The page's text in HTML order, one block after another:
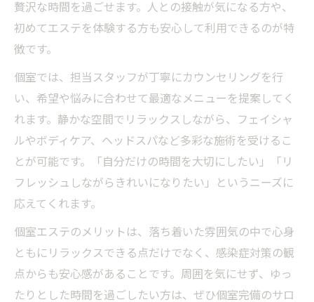
贅沢な時間を過ごせます。人との接触が気になる方や、
初めてエステを体験する方も安心して利用できるのが特
徴です。
個室では、担当スタッフが丁寧にカウンセリングを行
い、希望や悩みに合わせて最適なメニューを提案してく
れます。静かな空間でリラックスしながら、フェイシャ
ルやボディケア、ヘッドスパなど多彩な施術を受けるこ
とが可能です。「自分だけの時間を大切にしたい」「リ
フレッシュしながらきれいになりたい」というニーズに
応えてくれます。
個室エステのメリットは、落ち着いた雰囲気の中で心身
ともにリラックスできる点だけでなく、感染症対策の観
点からも安心感があることです。周囲を気にせず、ゆっ
たりとした時間を過ごしたい方は、ぜひ個室完備のサロ